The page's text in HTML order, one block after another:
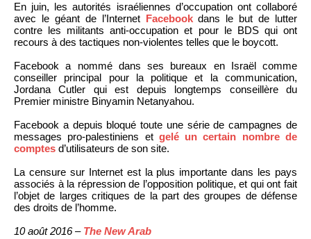
En juin, les autorités israéliennes d’occupation ont collaboré
avec le géant de l’Internet Facebookdans le but de lutter
contre les militants anti-occupation et pour le BDS qui ont
recours à des tactiques non-violentes telles que le boycott.
Facebook a nommé dans ses bureaux en Israël comme
conseiller principal pour la politique et la communication,
Jordana Cutler qui est depuis longtemps conseillère du
Premier ministre Binyamin Netanyahou.
Facebook a depuis bloqué toute une série de campagnes de
messages pro-palestiniens et gelé un certain nombre de
comptes d’utilisateurs de son site.
La censure sur Internet est la plus importante dans les pays
associés à la répression de l’opposition politique, et qui ont fait
l’objet de larges critiques de la part des groupes de défense
des droits de l’homme.
10 août 2016 – The New Arab